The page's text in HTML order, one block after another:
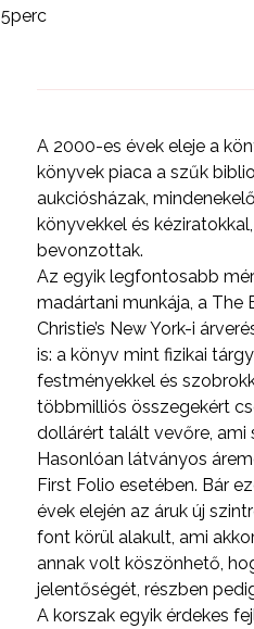
5perc
A 2000-es évek eleje a
könyvek piaca a szűk
aukciósházak,
könyvekkel és
bevonzottak.
Az egyik legfontosabb
madártani munkája, a The
Christie’s New York-i
is: a könyv mint fizikai
festményekkel és
többmilliós összegekért
dollárért talált vevőre, ami
Hasonlóan látványos
First Folio esetében. Bár
évek elején az áruk új
font körül alakult, ami
annak volt köszönhető,
jelentőségét, részben
A korszak egyik érdekes